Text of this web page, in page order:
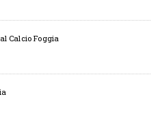
Calcio Foggia